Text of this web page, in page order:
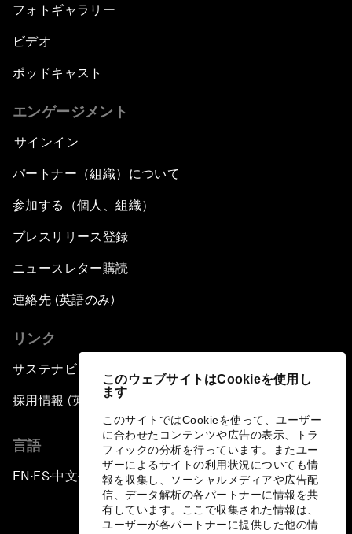
このウェブサイトはCookieを使用し
ます
このサイトではCookieを使って、ユーザー
に合わせたコンテンツや広告の表示、トラ
フィックの分析を行っています。またユー
ザーによるサイトの利用状況についても情
報を収集し、ソーシャルメディアや広告配
信、データ解析の各パートナーに情報を共
有しています。ここで収集された情報は、
ユーザーが各パートナーに提供した他の情
フォトギャラリー
ビデオ
ポッドキャスト
エンゲージメント
サインイン
パートナー（組織）について
参加する（個人、組織）
プレスリリース登録
ニュースレター購読
連絡先 (英語のみ)
リンク
サステナビリティへの取り組み
採用情報 (英語のみ)
言語
EN ▪ES▪中文▪ 日本語